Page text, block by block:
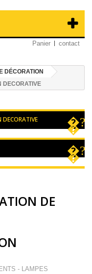
Panier contact
DÉCORATION
DECORATIVE
DE
- LAMPES